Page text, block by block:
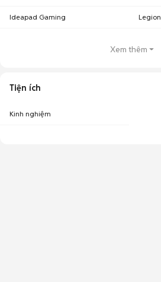
Ideapad Gaming Legion
Xem thêm
Tiện ích
Kinh nghiệm